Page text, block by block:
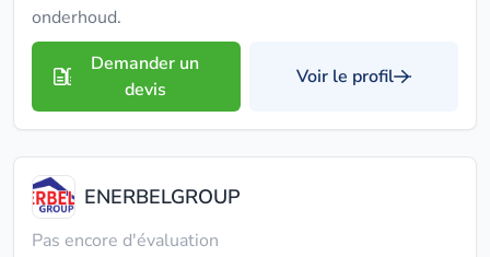
onderhoud.
Demander un
devis
Voir le profil
ENERBELGROUP
Pas encore d'évaluation